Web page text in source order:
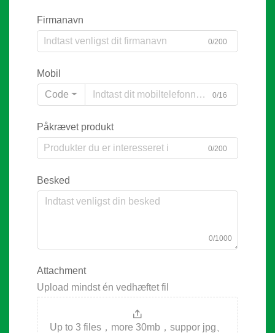
Firmanavn
0/200
Mobil
Code
0/16
Påkrævet produkt
0/200
Besked
0/1000
Attachment
Upload mindst én vedhæftet fil
Up to 3 files，more 30mb，suppor jpg、